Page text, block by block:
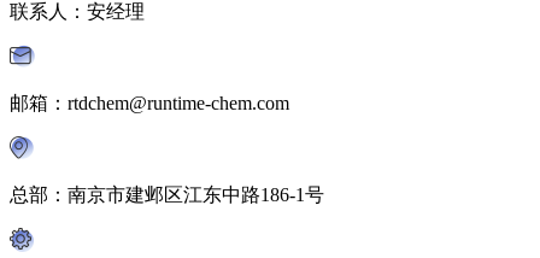
联系人：安经理
邮箱：rtdchem@runtime-chem.com
总部：南京市建邺区江东中路186-1号